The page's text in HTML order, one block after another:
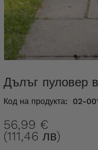
Дълъг пуловер
Код на продукта: 02-
56,99 €
(111,46 лв)